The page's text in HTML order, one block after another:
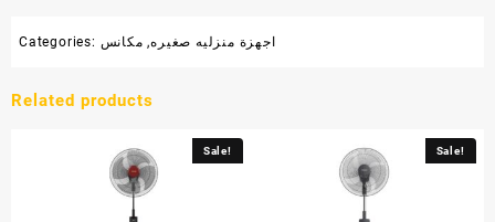
Categories: اجهزة منزليه صغيره, مكانس
Related products
Sale! Sale!